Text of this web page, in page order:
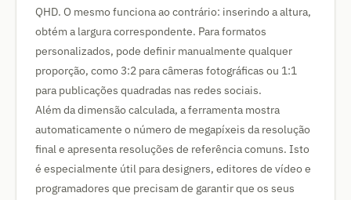
QHD. O mesmo funciona ao contrário: inserindo a altura,
obtém a largura correspondente. Para formatos
personalizados, pode definir manualmente qualquer
proporção, como 3:2 para câmeras fotográficas ou 1:1
para publicações quadradas nas redes sociais.
Além da dimensão calculada, a ferramenta mostra
automaticamente o número de megapíxeis da resolução
final e apresenta resoluções de referência comuns. Isto
é especialmente útil para designers, editores de vídeo e
programadores que precisam de garantir que os seus